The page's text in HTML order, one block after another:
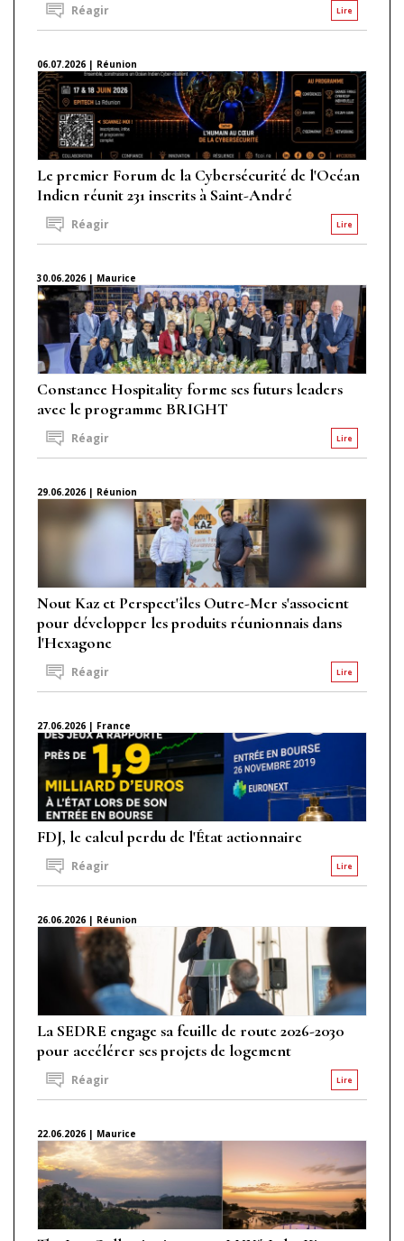
Lire
Réagir
06.07.2026 | Réunion
Le premier Forum de la Cybersécurité de l'Océan
Indien réunit 231 inscrits à Saint-André
Lire
Réagir
30.06.2026 | Maurice
Constance Hospitality forme ses futurs leaders
avec le programme BRIGHT
Lire
Réagir
29.06.2026 | Réunion
Nout Kaz et Perspect'îles Outre-Mer s'associent
pour développer les produits réunionnais dans
l'Hexagone
Lire
Réagir
27.06.2026 | France
FDJ, le calcul perdu de l'État actionnaire
Lire
Réagir
26.06.2026 | Réunion
La SEDRE engage sa feuille de route 2026-2030
pour accélérer ses projets de logement
Lire
Réagir
22.06.2026 | Maurice